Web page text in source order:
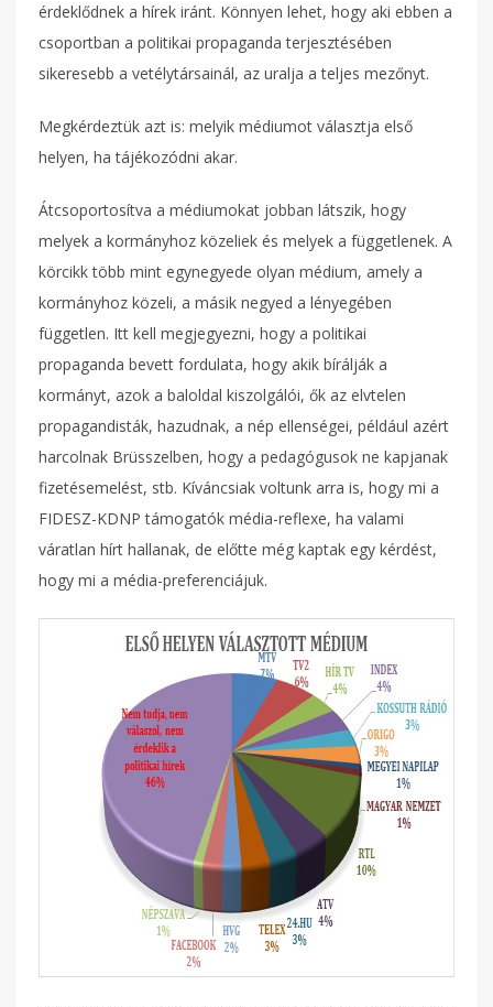
érdeklődnek a hírek iránt. Könnyen lehet, hogy aki ebben a
csoportban a politikai propaganda terjesztésében
sikeresebb a vetélytársainál, az uralja a teljes mezőnyt.
Megkérdeztük azt is: melyik médiumot választja első
helyen, ha tájékozódni akar.
Átcsoportosítva a médiumokat jobban látszik, hogy
melyek a kormányhoz közeliek és melyek a függetlenek. A
körcikk több mint egynegyede olyan médium, amely a
kormányhoz közeli, a másik negyed a lényegében
független. Itt kell megjegyezni, hogy a politikai
propaganda bevett fordulata, hogy akik bírálják a
kormányt, azok a baloldal kiszolgálói, ők az elvtelen
propagandisták, hazudnak, a nép ellenségei, például azért
harcolnak Brüsszelben, hogy a pedagógusok ne kapjanak
fizetésemelést, stb. Kíváncsiak voltunk arra is, hogy mi a
FIDESZ-KDNP támogatók média-reflexe, ha valami
váratlan hírt hallanak, de előtte még kaptak egy kérdést,
hogy mi a média-preferenciájuk.